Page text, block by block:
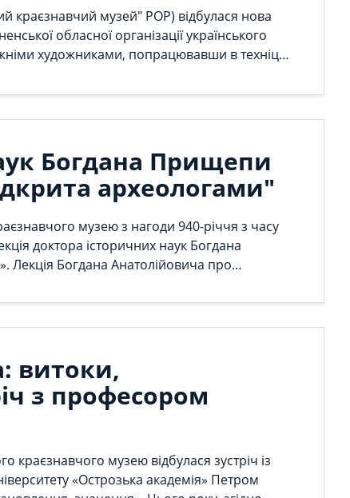
краєзнавчий музей" РОР) відбулася нова
обласної організації українського
художниками, попрацювавши в техніці
Богдана Прищепи
археологами"
музею з нагоди 940-річчя з часу
доктора історичних наук Богдана
Лекція Богдана Анатолійовича про
та фінансуванням. Під час лекції
витоки,
з професором
краєзнавчого музею відбулася зустріч із
«Острозька академія» Петром